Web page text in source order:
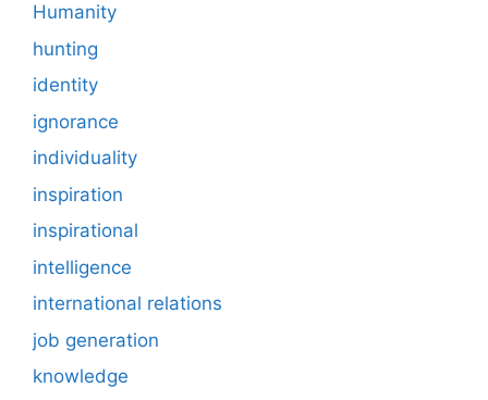
Humanity
hunting
identity
ignorance
individuality
inspiration
inspirational
intelligence
international relations
job generation
knowledge